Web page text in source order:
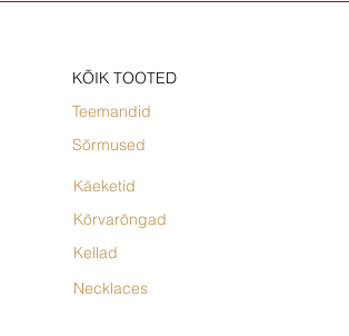
KÕIK TOOTED
Teemandid
Sõrmused
Käeketid
Kõrvarõngad
Kellad
Necklaces